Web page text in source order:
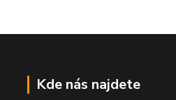
Kde nás najdete